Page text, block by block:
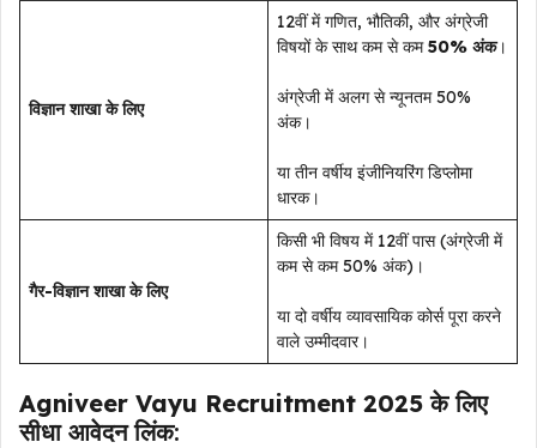
विज्ञान शाखा के लिए
12वीं में गणित, भौतिकी, और अंग्रेजी
विषयों के साथ कम से कम50% अंक।
अंग्रेजी में अलग से न्यूनतम 50%
अंक।
या तीन वर्षीय इंजीनियरिंग डिप्लोमा
धारक।
गैर-विज्ञान शाखा के लिए
किसी भी विषय में 12वीं पास (अंग्रेजी में
कम से कम 50% अंक)।
या दो वर्षीय व्यावसायिक कोर्स पूरा करने
वाले उम्मीदवार।
Agniveer Vayu Recruitment 2025 के लिए
सीधा आवेदन लिंक: